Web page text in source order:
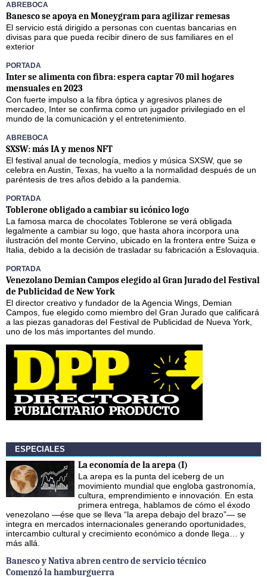
ABREBOCA
Banesco se apoya en Moneygram para agilizar remesas
El servicio está dirigido a personas con cuentas bancarias en
divisas para que pueda recibir dinero de sus familiares en el
exterior
PORTADA
Inter se alimenta con fibra: espera captar 70 mil hogares
mensuales en 2023
Con fuerte impulso a la fibra óptica y agresivos planes de
mercadeo, Inter se confirma como un jugador privilegiado en el
mundo de la comunicación y el entretenimiento.
ABREBOCA
SXSW: más IA y menos NFT
El festival anual de tecnología, medios y música SXSW, que se
celebra en Austin, Texas, ha vuelto a la normalidad después de un
paréntesis de tres años debido a la pandemia.
PORTADA
Toblerone obligado a cambiar su icónico logo
La famosa marca de chocolates Toblerone se verá obligada
legalmente a cambiar su logo, que hasta ahora incorpora una
ilustración del monte Cervino, ubicado en la frontera entre Suiza e
Italia, debido a la decisión de trasladar su fabricación a Eslovaquia.
PORTADA
Venezolano Demian Campos elegido al Gran Jurado del Festival
de Publicidad de New York
El director creativo y fundador de la Agencia Wings, Demian
Campos, fue elegido como miembro del Gran Jurado que calificará
a las piezas ganadoras del Festival de Publicidad de Nueva York,
uno de los más importantes del mundo.
ESPECIALES
La economía de la arepa (I)
La arepa es la punta del iceberg de un
movimiento mundial que engloba gastronomía,
cultura, emprendimiento e innovación. En esta
primera entrega, hablamos de cómo el éxodo
venezolano —ése que se lleva “la arepa debajo del brazo”— se
integra en mercados internacionales generando oportunidades,
intercambio cultural y crecimiento económico a donde llega… y
más allá.
Banesco y Nativa abren centro de servicio técnico
Comenzó la hamburguerra